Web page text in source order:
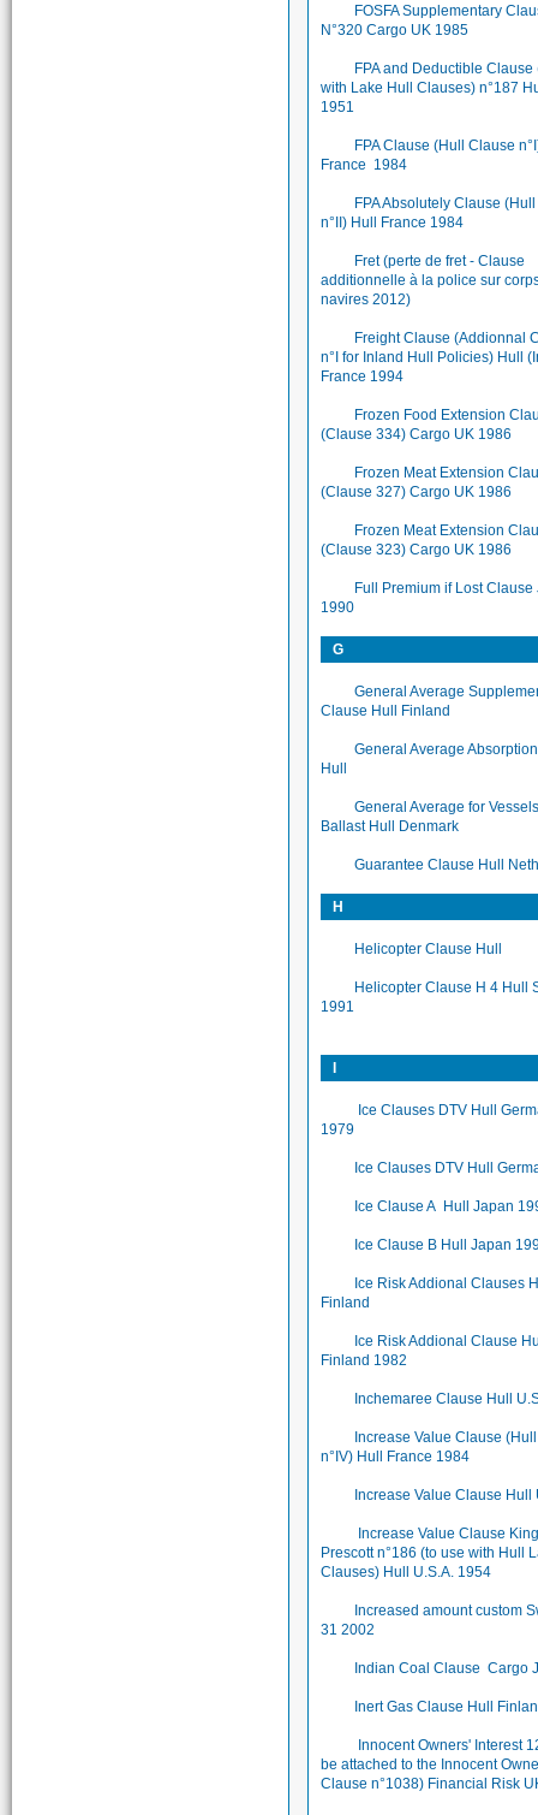
FOSFA Supplementary
N°320 Cargo UK 1985
FPA and Deductible Clause
with Lake Hull Clauses) n°187
1951
FPA Clause (Hull Clause
France 1984
FPA Absolutely Clause
n°II) Hull France 1984
Fret (perte de fret - Clause
additionnelle à la police sur
navires 2012)
Freight Clause (Addionnal
n°I for Inland Hull Policies) Hull
France 1994
Frozen Food Extension
(Clause 334) Cargo UK 1986
Frozen Meat Extension
(Clause 327) Cargo UK 1986
Frozen Meat Extension
(Clause 323) Cargo UK 1986
Full Premium if Lost Clause
1990
G
General Average
Clause Hull Finland
General Average
Hull
General Average for
Ballast Hull Denmark
Guarantee Clause Hull
H
Helicopter Clause Hull
Helicopter Clause H 4 Hull
1991
I
Ice Clauses DTV Hull
1979
Ice Clauses DTV Hull
Ice Clause A Hull Japan
Ice Clause B Hull Japan
Ice Risk Addional Clauses
Finland
Ice Risk Addional Clause
Finland 1982
Inchemaree Clause Hull
Increase Value Clause
n°IV) Hull France 1984
Increase Value Clause Hull
Increase Value Clause
Prescott n°186 (to use with Hull
Clauses) Hull U.S.A. 1954
Increased amount custom
31 2002
Indian Coal Clause Cargo
Inert Gas Clause Hull
Innocent Owners' Interest
be attached to the Innocent
Clause n°1038) Financial Risk